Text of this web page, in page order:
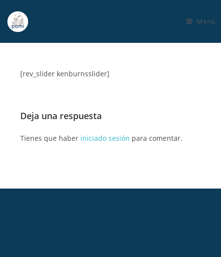
Menú
[rev_slider kenburnsslider]
Deja una respuesta
Tienes que haber iniciado sesión para comentar.